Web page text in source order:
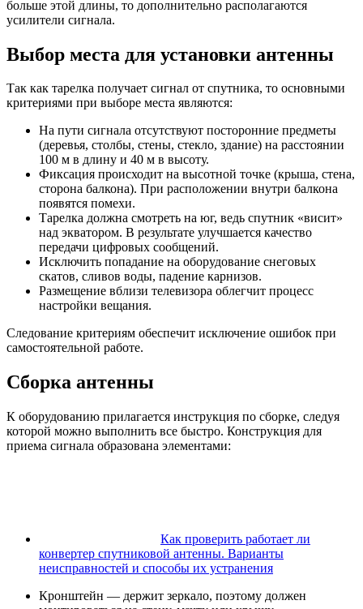
больше этой длины, то дополнительно располагаются
усилители сигнала.
Выбор места для установки антенны
Так как тарелка получает сигнал от спутника, то основными
критериями при выборе места являются:
На пути сигнала отсутствуют посторонние предметы
(деревья, столбы, стены, стекло, здание) на расстоянии
100 м в длину и 40 м в высоту.
Фиксация происходит на высотной точке (крыша, стена,
сторона балкона). При расположении внутри балкона
появятся помехи.
Тарелка должна смотреть на юг, ведь спутник «висит»
над экватором. В результате улучшается качество
передачи цифровых сообщений.
Исключить попадание на оборудование снеговых
скатов, сливов воды, падение карнизов.
Размещение вблизи телевизора облегчит процесс
настройки вещания.
Следование критериям обеспечит исключение ошибок при
самостоятельной работе.
Сборка антенны
К оборудованию прилагается инструкция по сборке, следуя
которой можно выполнить все быстро. Конструкция для
приема сигнала образована элементами:
Как проверить работает ли
конвертер спутниковой антенны. Варианты
неисправностей и способы их устранения
Кронштейн — держит зеркало, поэтому должен